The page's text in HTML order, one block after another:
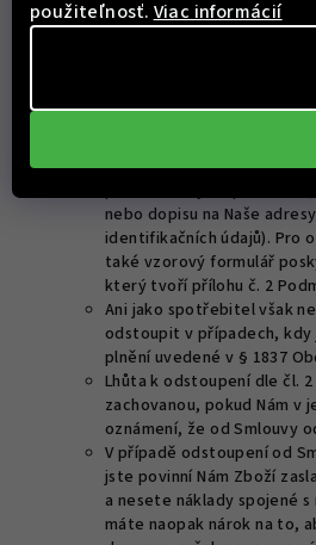
použiteľnosť. Viac informácií
předmětem je několik
posledního kusu nebo
Od Smlouvy můžete
nebo dopisu na Naše
identifikačních údajů). Pro
také vzorový formulář
který tvoří přílohu č. 2
Ani jako spotřebitel však
odstoupit v případech,
plnění uvedené v § 1837
Lhůta k odstoupení dle čl.
zachovanou, pokud Nám v
oznámení, že od Smlouvy
V případě odstoupení od
jste povinní Nám Zboží
a nesete náklady spojené s
máte naopak nárok na to,